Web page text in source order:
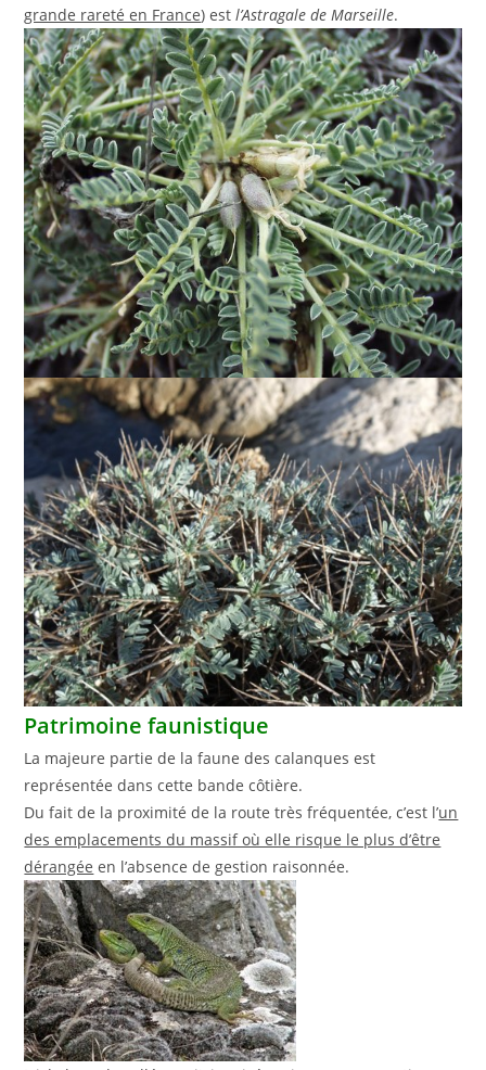
grande rareté en France) estl’Astragale de Marseille.
Patrimoine faunistique
La majeure partie de la faune des calanques est
représentée dans cette bande côtière.
Du fait de la proximité de la route très fréquentée, c’est l’un
des emplacements du massif où elle risque le plus d’être
dérangée en l’absence de gestion raisonnée.